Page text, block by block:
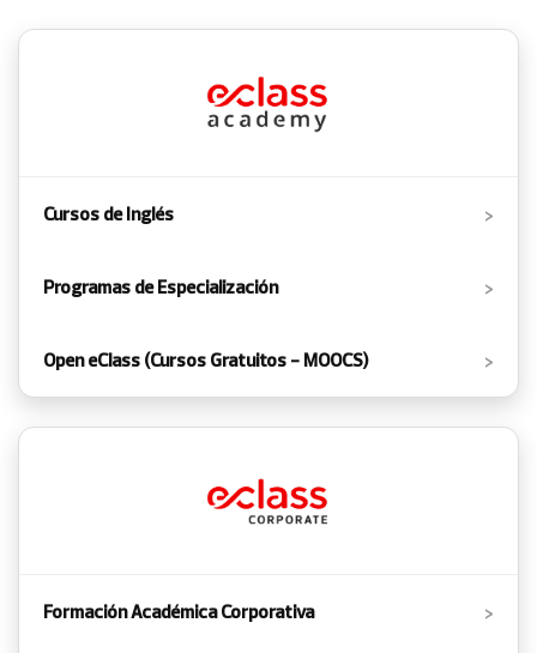
Cursos de Inglés ›
Programas de Especialización ›
Open eClass (Cursos Gratuitos - MOOCS) ›
Formación Académica Corporativa ›